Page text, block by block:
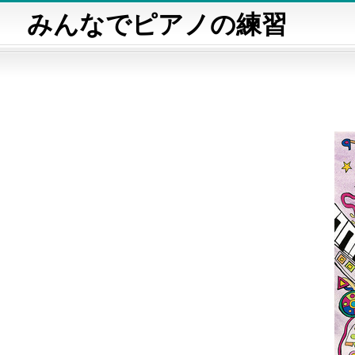
みんなでピアノの練習